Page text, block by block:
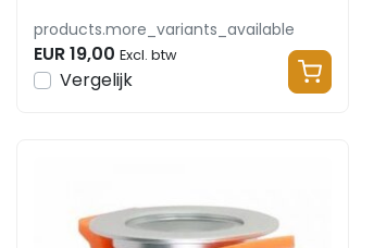
products.more_variants_available
EUR 19,00 Excl. btw
Vergelijk